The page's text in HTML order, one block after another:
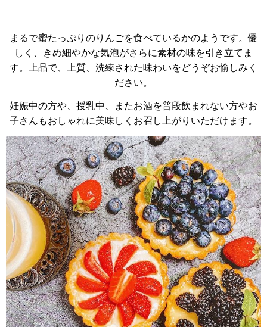
まるで蜜たっぷりのりんごを食べているかのようです。優
しく、きめ細やかな気泡がさらに素材の味を引き立てま
す。上品で、上質、洗練された味わいをどうぞお愉しみく
ださい。
妊娠中の方や、授乳中、またお酒を普段飲まれない方やお
子さんもおしゃれに美味しくお召し上がりいただけます。